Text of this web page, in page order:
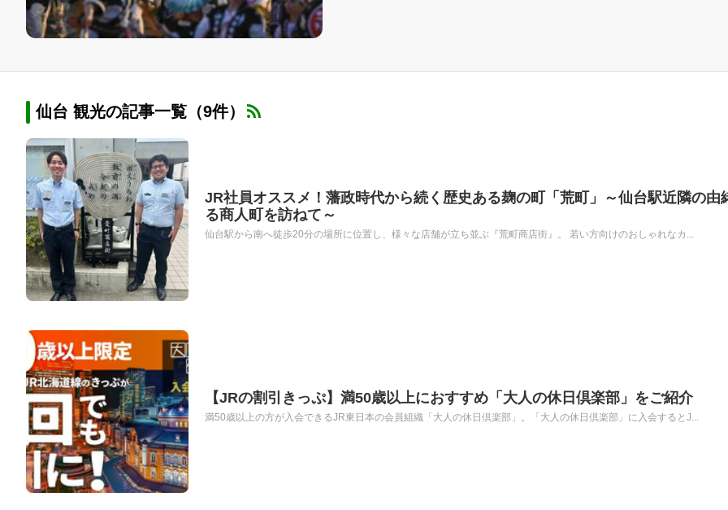
仙台 観光の記事一覧（9件）
JR社員オススメ！藩政時代から続く歴史ある麹の町「荒町」～仙台駅近隣の由
る商人町を訪ねて～
仙台駅から南へ徒歩20分の場所に位置し、様々な店舗が立ち並ぶ『荒町商店街』。 若い方向けのおしゃれなカ...
【JRの割引きっぷ】満50歳以上におすすめ「大人の休日倶楽部」をご紹介
満50歳以上の方が入会できるJR東日本の会員組織「大人の休日倶楽部」。「大人の休日倶楽部」に入会するとJ...